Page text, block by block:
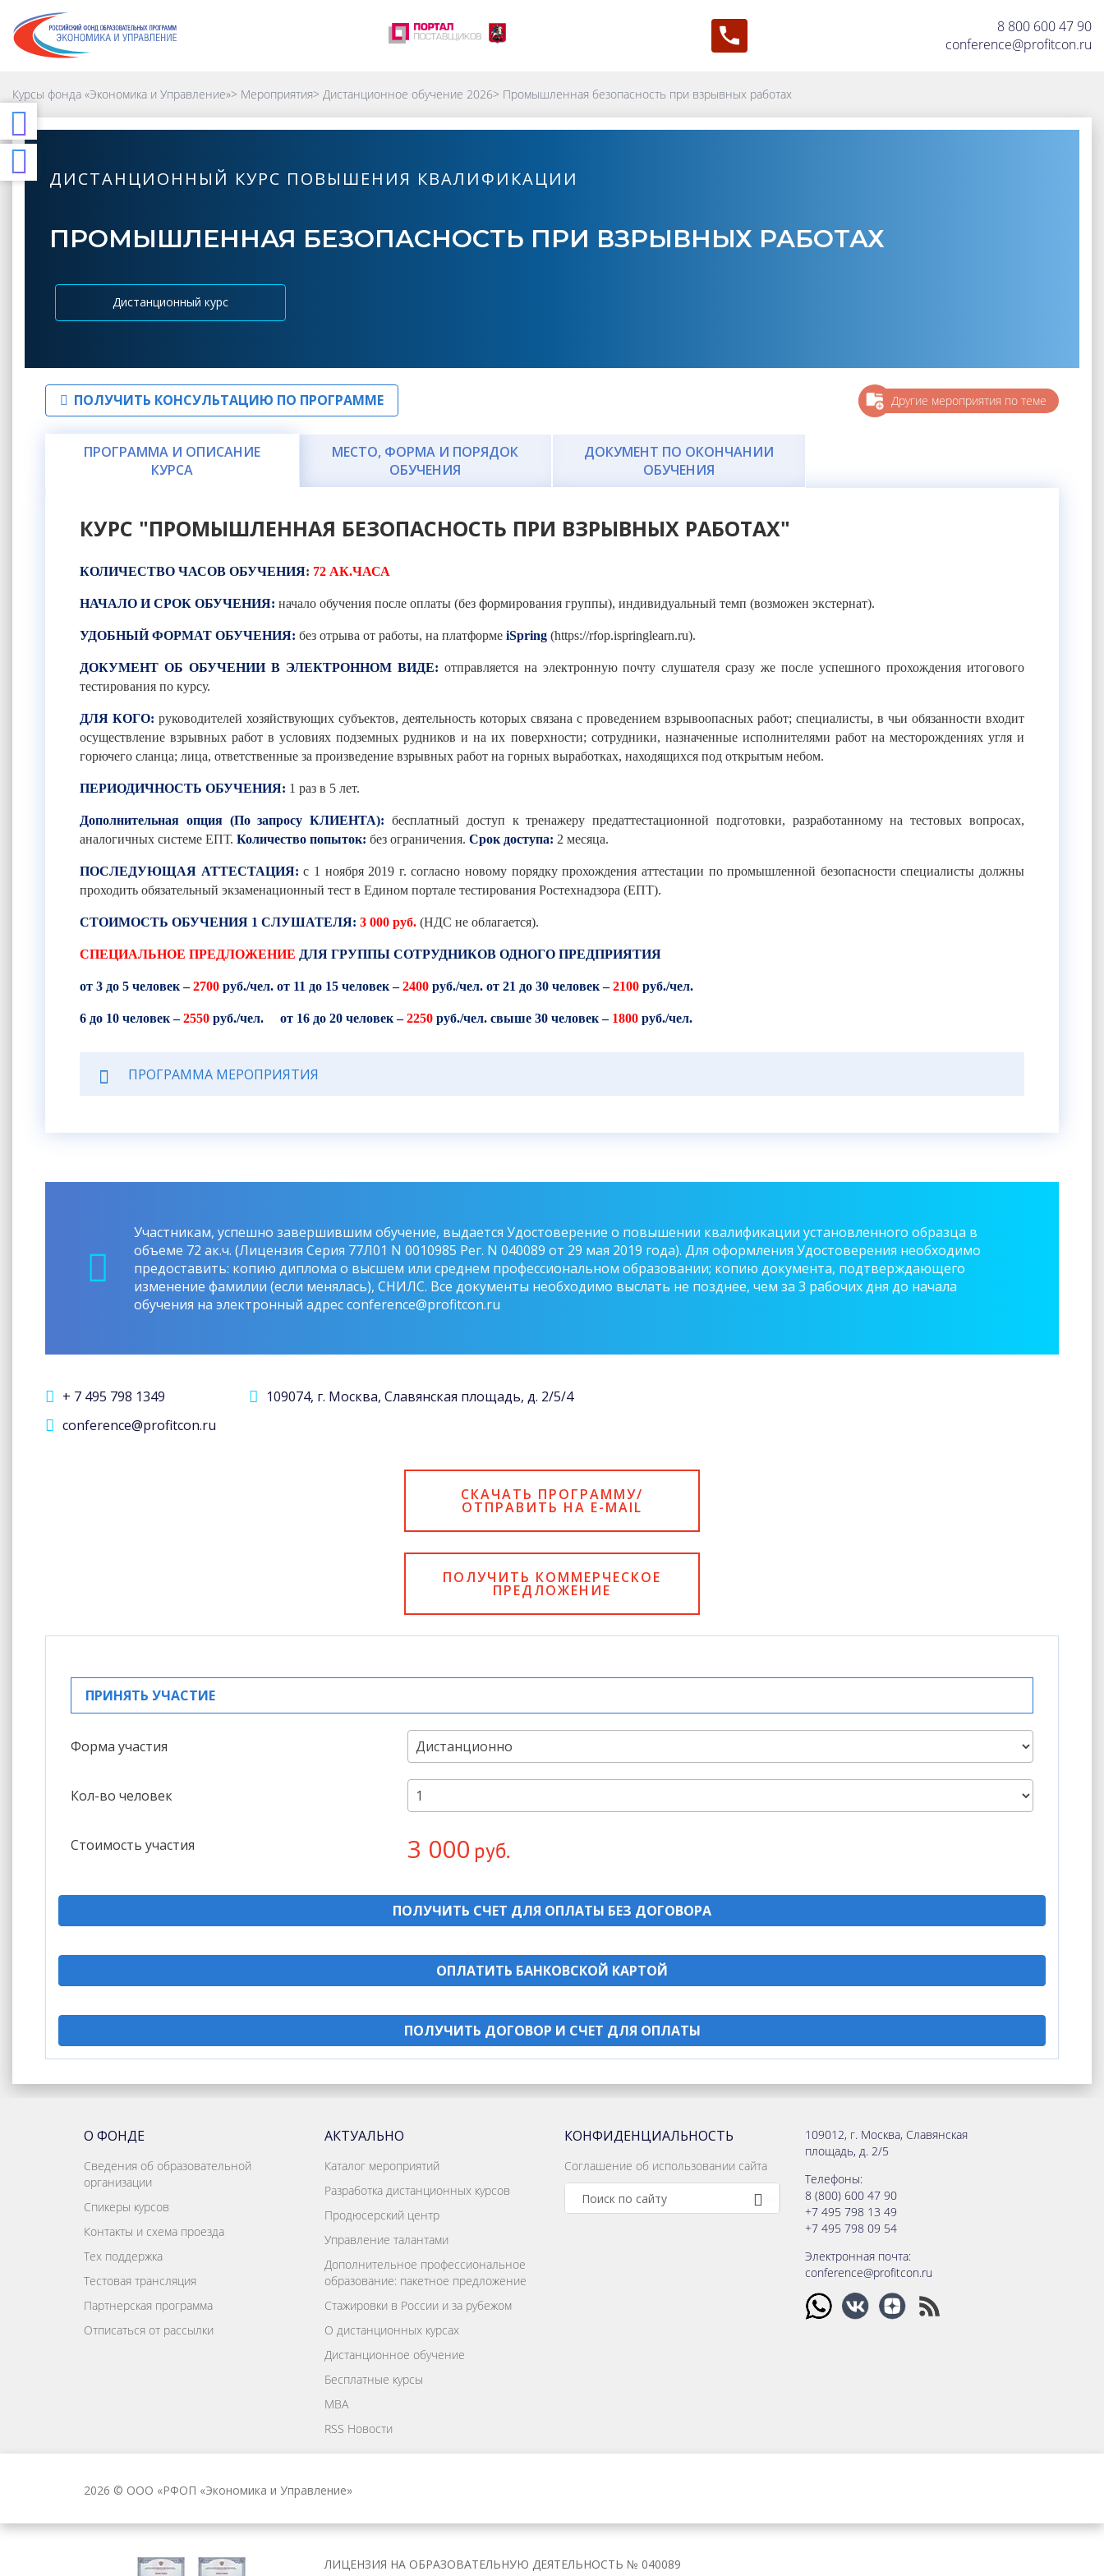
8 800 600 47 90
conference@profitcon.ru
Курсы фонда «Экономика и Управление»> Мероприятия> Дистанционное обучение 2026> Промышленная безопасность при взрывных работах
ДИСТАНЦИОННЫЙ КУРС ПОВЫШЕНИЯ КВАЛИФИКАЦИИ
ПРОМЫШЛЕННАЯ БЕЗОПАСНОСТЬ ПРИ ВЗРЫВНЫХ РАБОТАХ
Дистанционный курс
ПОЛУЧИТЬ КОНСУЛЬТАЦИЮ ПО ПРОГРАММЕ Другие мероприятия по теме
ПРОГРАММА И ОПИСАНИЕ
КУРСА
МЕСТО, ФОРМА И ПОРЯДОК
ОБУЧЕНИЯ
ДОКУМЕНТ ПО ОКОНЧАНИИ
ОБУЧЕНИЯ
КУРС "ПРОМЫШЛЕННАЯ БЕЗОПАСНОСТЬ ПРИ ВЗРЫВНЫХ РАБОТАХ"
КОЛИЧЕСТВО ЧАСОВ ОБУЧЕНИЯ: 72 АК.ЧАСА
НАЧАЛО И СРОК ОБУЧЕНИЯ: начало обучения после оплаты (без формирования группы), индивидуальный темп (возможен экстернат).
УДОБНЫЙ ФОРМАТ ОБУЧЕНИЯ: без отрыва от работы, на платформе iSpring (https://rfop.ispringlearn.ru).
ДОКУМЕНТ ОБ ОБУЧЕНИИ В ЭЛЕКТРОННОМ ВИДЕ: отправляется на электронную почту слушателя сразу же после успешного прохождения итогового
тестирования по курсу.
ДЛЯ КОГО: руководителей хозяйствующих субъектов, деятельность которых связана с проведением взрывоопасных работ; специалисты, в чьи обязанности входит
осуществление взрывных работ в условиях подземных рудников и на их поверхности; сотрудники, назначенные исполнителями работ на месторождениях угля и
горючего сланца; лица, ответственные за произведение взрывных работ на горных выработках, находящихся под открытым небом.
ПЕРИОДИЧНОСТЬ ОБУЧЕНИЯ: 1 раз в 5 лет.
Дополнительная опция (По запросу КЛИЕНТА): бесплатный доступ к тренажеру предаттестационной подготовки, разработанному на тестовых вопросах,
аналогичных системе ЕПТ. Количество попыток: без ограничения. Срок доступа: 2 месяца.
ПОСЛЕДУЮЩАЯ АТТЕСТАЦИЯ: с 1 ноября 2019 г. согласно новому порядку прохождения аттестации по промышленной безопасности специалисты должны
проходить обязательный экзаменационный тест в Едином портале тестирования Ростехнадзора (ЕПТ).
СТОИМОСТЬ ОБУЧЕНИЯ 1 СЛУШАТЕЛЯ: 3 000 руб. (НДС не облагается).
СПЕЦИАЛЬНОЕ ПРЕДЛОЖЕНИЕ ДЛЯ ГРУППЫ СОТРУДНИКОВ ОДНОГО ПРЕДПРИЯТИЯ
от 3 до 5 человек –2700 руб./чел. от 11 до 15 человек –2400 руб./чел. от 21 до 30 человек –2100 руб./чел.
6 до 10 человек –2550 руб./чел. от 16 до 20 человек –2250 руб./чел. свыше 30 человек – 1800 руб./чел.
ПРОГРАММА МЕРОПРИЯТИЯ
Участникам, успешно завершившим обучение, выдается Удостоверение о повышении квалификации установленного образца в
объеме 72 ак.ч. (Лицензия Серия 77Л01 N 0010985 Рег. N 040089 от 29 мая 2019 года). Для оформления Удостоверения необходимо
предоставить: копию диплома о высшем или среднем профессиональном образовании; копию документа, подтверждающего
изменение фамилии (если менялась), СНИЛС. Все документы необходимо выслать не позднее, чем за 3 рабочих дня до начала
обучения на электронный адрес conference@profitcon.ru
+ 7 495 798 1349
conference@profitcon.ru
109074, г. Москва, Славянская площадь, д. 2/5/4
СКАЧАТЬ ПРОГРАММУ/
ОТПРАВИТЬ НА E-MAIL
ПОЛУЧИТЬ КОММЕРЧЕСКОЕ
ПРЕДЛОЖЕНИЕ
ПРИНЯТЬ УЧАСТИЕ
Форма участия
Кол-во человек
Стоимость участия 3 000 руб.
ПОЛУЧИТЬ СЧЕТ ДЛЯ ОПЛАТЫ БЕЗ ДОГОВОРА
ОПЛАТИТЬ БАНКОВСКОЙ КАРТОЙ
ПОЛУЧИТЬ ДОГОВОР И СЧЕТ ДЛЯ ОПЛАТЫ
О ФОНДЕ
Сведения об образовательной
организации
Спикеры курсов
Контакты и схема проезда
Тех поддержка
Тестовая трансляция
Партнерская программа
Отписаться от рассылки
АКТУАЛЬНО
Каталог мероприятий
Разработка дистанционных курсов
Продюсерский центр
Управление талантами
Дополнительное профессиональное
образование: пакетное предложение
Стажировки в России и за рубежом
О дистанционных курсах
Дистанционное обучение
Бесплатные курсы
MBA
RSS Новости
КОНФИДЕНЦИАЛЬНОСТЬ
Соглашение об использовании сайта
109012, г. Москва, Славянская
площадь, д. 2/5
Телефоны:
8 (800) 600 47 90
+7 495 798 13 49
+7 495 798 09 54
Электронная почта:
conference@profitcon.ru
2026 © ООО «РФОП «Экономика и Управление»
ЛИЦЕНЗИЯ НА ОБРАЗОВАТЕЛЬНУЮ ДЕЯТЕЛЬНОСТЬ № 040089